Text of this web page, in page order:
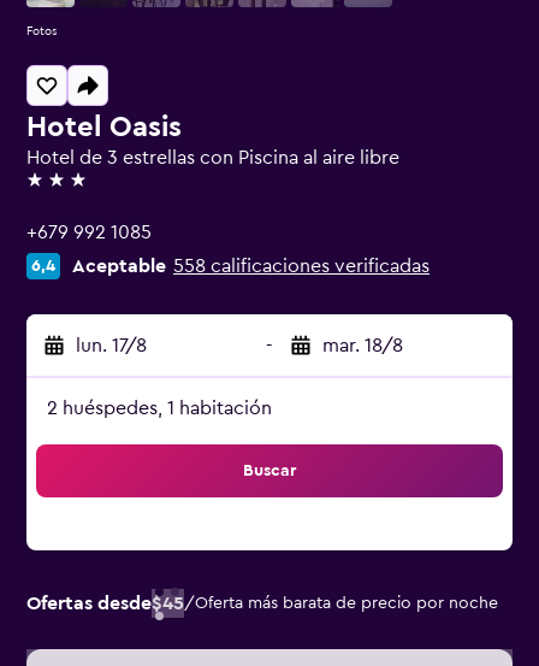
Hotel Oasis
Hotel de 3 estrellas con Piscina al aire libre
3 estrellas
+679 992 1085
6,4 Aceptable 558 calificaciones verificadas
lun. 17/8 - mar. 18/8
2 huéspedes, 1 habitación
Buscar
Ofertas desde$45/Oferta más barata de precio por noche
Fotos